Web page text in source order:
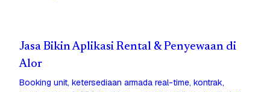
Jasa Bikin Aplikasi Rental & Penyewaan di
Alor
Booking unit, ketersediaan armada real-time, kontrak,